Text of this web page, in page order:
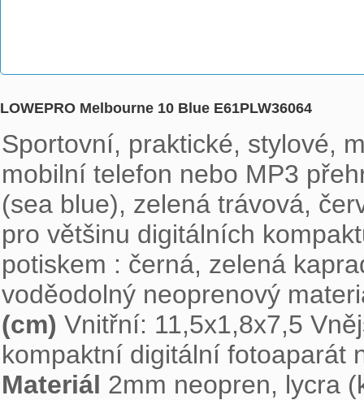
LOWEPRO Melbourne 10 Blue E61PLW36064
Sportovní, praktické, stylové,
mobilní telefon nebo MP3
(sea blue), zelená trávová,
pro většinu digitálních
potiskem : černá, zelená
voděodolný neoprenový
(cm) Vnitřní: 11,5x1,8x7,5
kompaktní digitální fotoaparát
Materiál 2mm neopren, lycra